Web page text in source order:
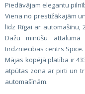
Piedāvājam elegantu
Viena no prestižākajām
līdz Rīgai ar automašīnu,
Dažu minūšu
tirdzniecības centrs Spice.
Mājas kopējā platība ir
atpūtas zona ar pirti un
automašīnām.